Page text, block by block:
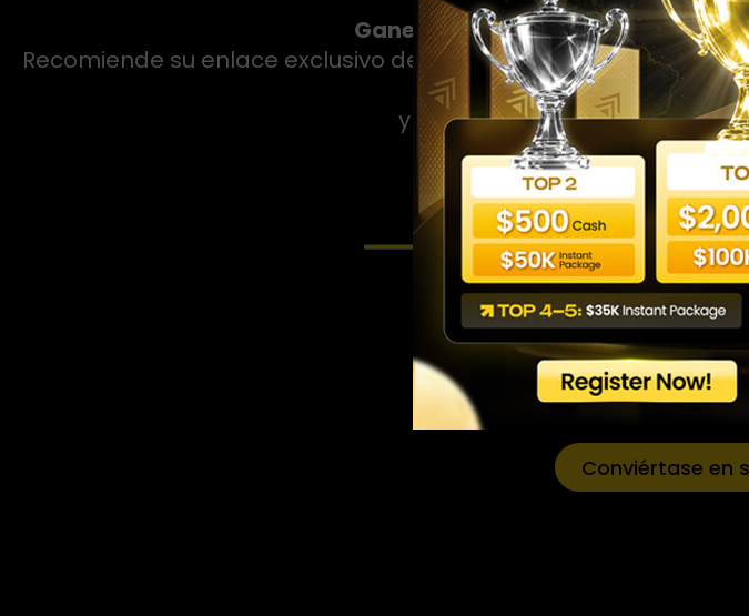
Gane comisiones recurrentes de
Recomiende su enlace exclusivo de Socio afiliado, cree su red
y actividades de subsocios
Conviértase en